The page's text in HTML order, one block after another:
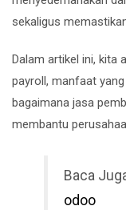
sekaligus
Dalam artikel ini, kita
payroll, manfaat
bagaimana jasa
membantu
Baca
odoo